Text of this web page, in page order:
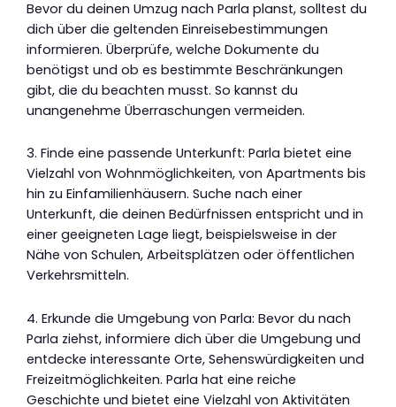
Bevor du deinen Umzug nach Parla planst, solltest du
dich über die geltenden Einreisebestimmungen
informieren. Überprüfe, welche Dokumente du
benötigst und ob es bestimmte Beschränkungen
gibt, die du beachten musst. So kannst du
unangenehme Überraschungen vermeiden.
3. Finde eine passende Unterkunft: Parla bietet eine
Vielzahl von Wohnmöglichkeiten, von Apartments bis
hin zu Einfamilienhäusern. Suche nach einer
Unterkunft, die deinen Bedürfnissen entspricht und in
einer geeigneten Lage liegt, beispielsweise in der
Nähe von Schulen, Arbeitsplätzen oder öffentlichen
Verkehrsmitteln.
4. Erkunde die Umgebung von Parla: Bevor du nach
Parla ziehst, informiere dich über die Umgebung und
entdecke interessante Orte, Sehenswürdigkeiten und
Freizeitmöglichkeiten. Parla hat eine reiche
Geschichte und bietet eine Vielzahl von Aktivitäten